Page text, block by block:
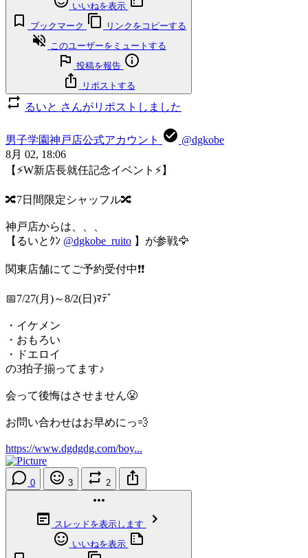
いいねを表示
ブックマーク
リンクをコピーする
このユーザーをミュートする
投稿を報告
リポストする
るいと さんがリポストしました
男子学園神戸店公式アカウント
@dgkobe
8月 02, 18:06
【⚡W新店長就任記念イベント⚡】
🔀7日間限定シャッフル🔀
神戸店からは、、、
【るいとｸﾝ @dgkobe_ruito 】が参戦🦅
関東店舗にてご予約受付中❗❗
📅7/27(月)～8/2(日)ﾏﾃﾞ
・イケメン
・おもろい
・ドエロイ
の3拍子揃ってます♪
会って後悔はさせません😤
お問い合わせはお早めにっ💨
https://www.dgdgdg.com/boy...
0 3 2
スレッドを表示します
いいねを表示